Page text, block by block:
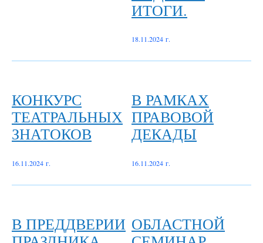
ИТОГИ.
18.11.2024 г.
КОНКУРС
ТЕАТРАЛЬНЫХ
ЗНАТОКОВ
16.11.2024 г.
В РАМКАХ
ПРАВОВОЙ
ДЕКАДЫ
16.11.2024 г.
В ПРЕДДВЕРИИ ОБЛАСТНОЙ